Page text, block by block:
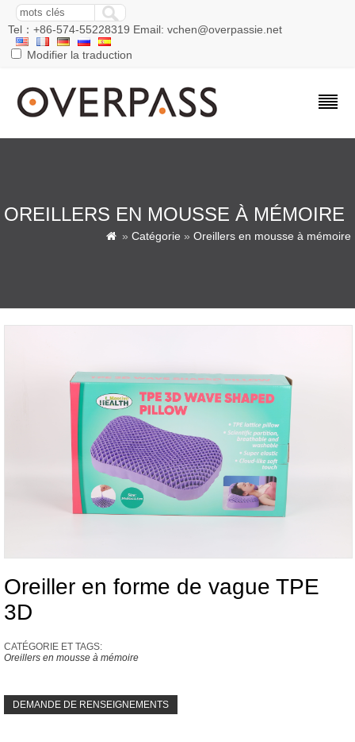
Tel：+86-574-55228319 Email: vchen@overpassie.net
Modifier la traduction
OREILLERS EN MOUSSE À MÉMOIRE
 » Catégorie » Oreillers en mousse à mémoire
Oreiller en forme de vague TPE
3D
CATÉGORIE ET ​​TAGS:
Oreillers en mousse à mémoire
DEMANDE DE RENSEIGNEMENTS